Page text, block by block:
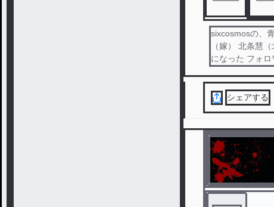
sixcosmosの、
（嫁） 北条慧
になった フォ
シェアする